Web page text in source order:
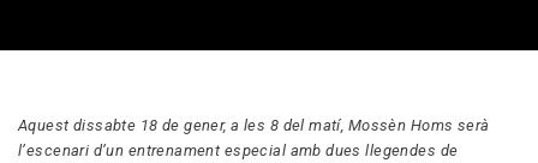
Aquest dissabte 18 de gener, a les 8 del matí, Mossèn Homs serà
l’escenari d’un entrenament especial amb dues llegendes de